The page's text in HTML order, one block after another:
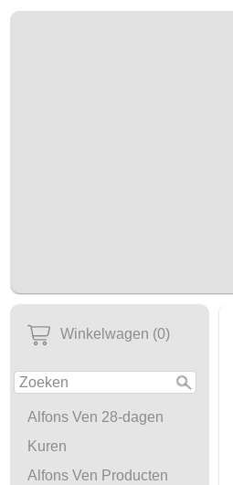
Winkelwagen (0)
Alfons Ven 28-dagen
Kuren
Alfons Ven Producten